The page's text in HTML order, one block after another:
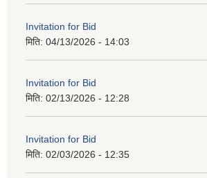
Invitation for Bid
मिति: 04/13/2026 - 14:03
Invitation for Bid
मिति: 02/13/2026 - 12:28
Invitation for Bid
मिति: 02/03/2026 - 12:35